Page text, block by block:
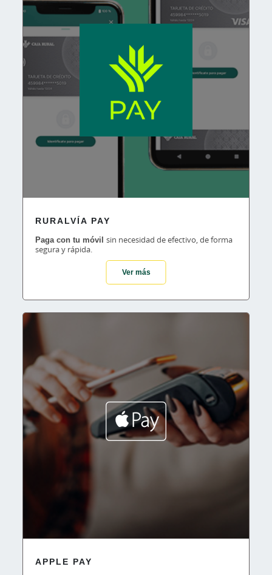
RURALVÍA PAY
Paga con tu móvil sin necesidad de efectivo, de forma
segura y rápida.
Ver más
APPLE PAY